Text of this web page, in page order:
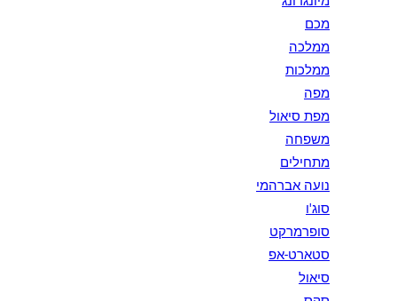
מכם
ממלכה
ממלכות
מפה
מפת סיאול
משפחה
מתחילים
נועה אברהמי
סוג'ו
סופרמרקט
סטארט-אפ
סיאול